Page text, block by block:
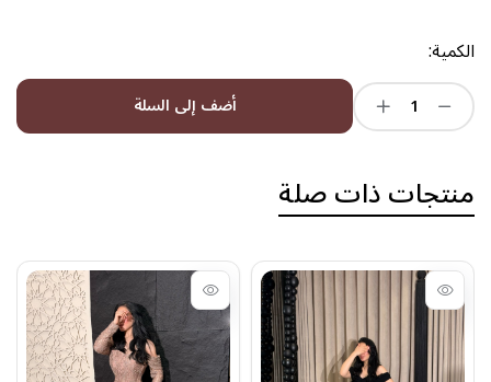
الكمية:
أضف إلى السلة
منتجات ذات صلة